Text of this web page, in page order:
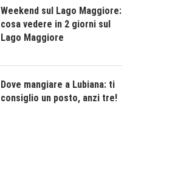
Weekend sul Lago Maggiore:
cosa vedere in 2 giorni sul
Lago Maggiore
Dove mangiare a Lubiana: ti
consiglio un posto, anzi tre!